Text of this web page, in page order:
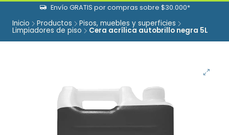
Envío GRATIS por compras sobre $30.000*
Inicio Productos Pisos, muebles y superficies
Limpiadores de piso Cera acrílica autobrillo negra 5L